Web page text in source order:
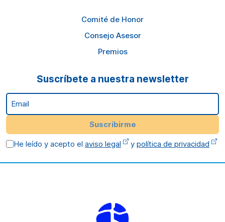
Comité de Honor
Consejo Asesor
Premios
Suscríbete a nuestra newsletter
Email
Suscribirme
He leído y acepto elaviso legal ypolítica de privacidad